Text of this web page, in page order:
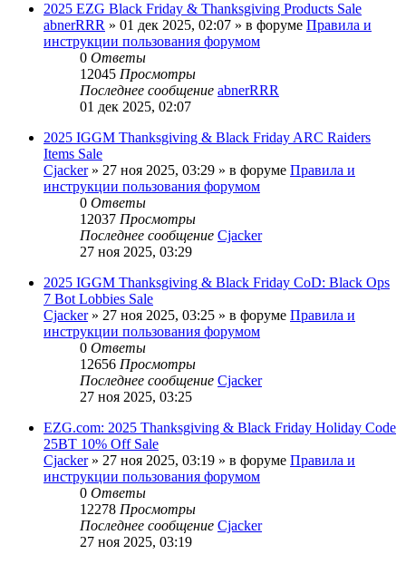
2025 EZG Black Friday & Thanksgiving Products Sale
abnerRRR » 01 дек 2025, 02:07 » в форуме Правила и
инструкции пользования форумом
0 Ответы
12045 Просмотры
Последнее сообщение abnerRRR
01 дек 2025, 02:07
2025 IGGM Thanksgiving & Black Friday ARC Raiders
Items Sale
Cjacker» 27 ноя 2025, 03:29 » в форуме Правила и
инструкции пользования форумом
0 Ответы
12037 Просмотры
Последнее сообщение Cjacker
27 ноя 2025, 03:29
2025 IGGM Thanksgiving & Black Friday CoD: Black Ops
7 Bot Lobbies Sale
Cjacker» 27 ноя 2025, 03:25 » в форуме Правила и
инструкции пользования форумом
0 Ответы
12656 Просмотры
Последнее сообщение Cjacker
27 ноя 2025, 03:25
EZG.com: 2025 Thanksgiving & Black Friday Holiday Code
25BT 10% Off Sale
Cjacker» 27 ноя 2025, 03:19 » в форуме Правила и
инструкции пользования форумом
0 Ответы
12278 Просмотры
Последнее сообщение Cjacker
27 ноя 2025, 03:19